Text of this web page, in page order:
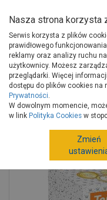
Strona główna
Styropiany
Styropian Silver fasada
ORGANIKA
Nasza strona korzysta
Serwis korzysta z plików
prawidłowego
reklamy oraz analizy ruchu
użytkownicy. Możesz
przeglądarki. Więcej
dostępu do plików cookies
Prywatności.
W dowolnym momencie,
w link Polityka Cookies w
Zmień